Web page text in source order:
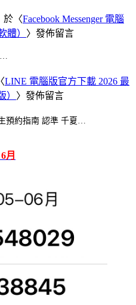
於〈Facebook Messenger 電腦
體） 〉發佈留言
LINE 電腦版官方下載 2026 最
） 〉發佈留言
預約指南 認準 千夏…
月